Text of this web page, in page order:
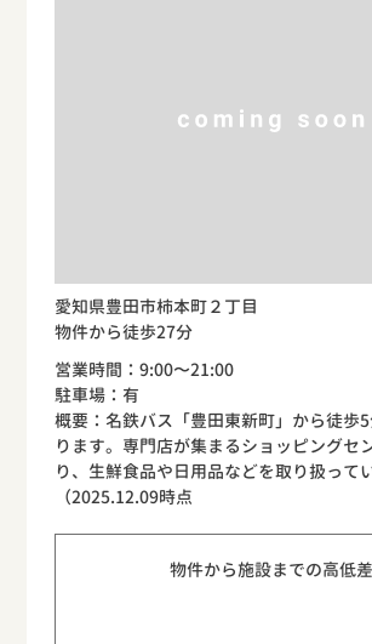
愛知県豊田市柿本町２丁目
物件から徒歩27分
営業時間：9:00〜21:00
駐車場：有
概要：名鉄バス「豊田東新町」から徒歩
ります。専門店が集まるショッピングセ
り、生鮮食品や日用品などを取り扱って
（2025.12.09時点
物件から施設までの高低差